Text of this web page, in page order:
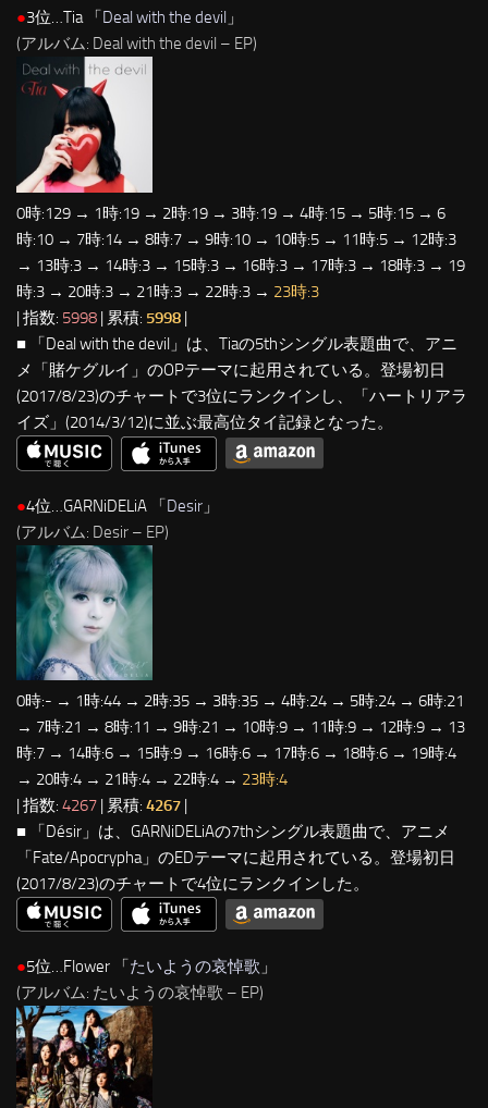
●3位…Tia 「 Deal with the devil 」
(アルバム: Deal with the devil – EP)
0時:129 → 1時:19 → 2時:19 → 3時:19 → 4時:15 → 5時:15 → 6
時:10 → 7時:14 → 8時:7 → 9時:10 → 10時:5 → 11時:5 → 12時:3
→ 13時:3 → 14時:3 → 15時:3 → 16時:3 → 17時:3 → 18時:3 → 19
時:3 → 20時:3 → 21時:3 → 22時:3 → 23時:3
| 指数: 5998 | 累積: 5998
■ 「Deal with the devil」は、Tiaの5thシングル表題曲で、アニ
メ「賭ケグルイ」のOPテーマに起用されている。登場初日
(2017/8/23)のチャートで3位にランクインし、「ハートリアラ
イズ」(2014/3/12)に並ぶ最高位タイ記録となった。
●4位…GARNiDELiA 「Desir 」
(アルバム: Desir – EP)
0時:- → 1時:44 → 2時:35 → 3時:35 → 4時:24 → 5時:24 → 6時:21
→ 7時:21 → 8時:11 → 9時:21 → 10時:9 → 11時:9 → 12時:9 → 13
時:7 → 14時:6 → 15時:9 → 16時:6 → 17時:6 → 18時:6 → 19時:4
→ 20時:4 → 21時:4 → 22時:4 → 23時:4
| 指数: 4267 | 累積: 4267 |
■ 「Désir」は、GARNiDELiAの7thシングル表題曲で、アニメ
「Fate/Apocrypha」のEDテーマに起用されている。登場初日
(2017/8/23)のチャートで4位にランクインした。
●5位…Flower 「たいようの哀悼歌 」
(アルバム: たいようの哀悼歌 – EP)